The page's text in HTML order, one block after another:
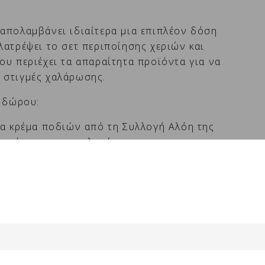
ιδιαίτερα μια επιπλέον δόση
το σετ περιποίησης χεριών και
περιέχει τα απαραίτητα προϊόντα για να
χαλάρωσης.
δώρου:
κρέμα ποδιών από τη Συλλογή Αλόη της
για να μαλακώνουν και να
και τραχύ δέρμα στα χέρια και τα πόδια.